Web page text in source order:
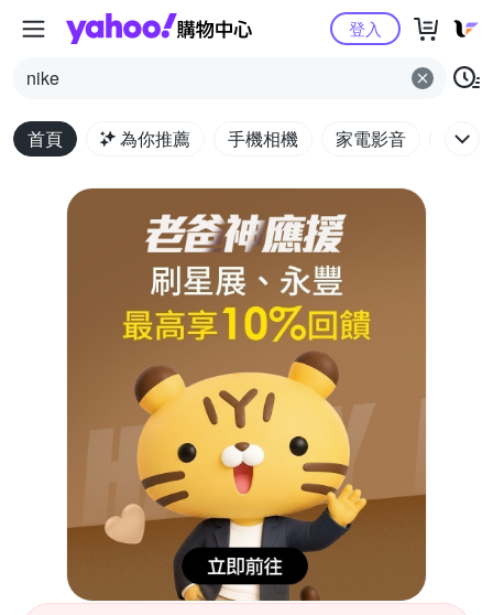
Yahoo購物中心
nike
登入
首頁 為你推薦 手機相機 家電影音 電腦